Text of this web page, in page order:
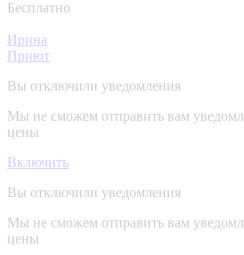
Бесплатно
Ирина
Приют
Вы отключили уведомления
Мы не сможем отправить вам
цены
Включить
Вы отключили уведомления
Мы не сможем отправить вам
цены